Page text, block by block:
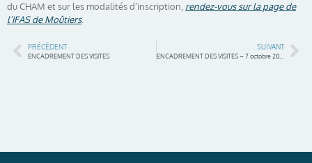
du CHAM et sur les modalités d’inscription, rendez-vous sur la page de
l’IFAS de Moûtiers.
PRÉCÉDENT
ENCADREMENT DES VISITES
SUIVANT
ENCADREMENT DES VISITES – 7 octobre 2022